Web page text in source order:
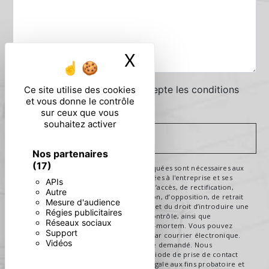
Ce site utilise des cookies
et vous donne le contrôle
sur ceux que vous
souhaitez activer
Nos partenaires
(17)
APIs
Autre
Mesure d'audience
Régies publicitaires
Réseaux sociaux
Support
Vidéos
X
En cochant cette case, j'accepte les conditions
particulières ci-dessous **
** Les données personnelles communiquées sont nécessaires aux
fins de vous contacter. Elles sont destinées à l'entreprise et ses
sous-traitants. Vous disposez de droits d’accès, de rectification,
d’effacement, de portabilité, de limitation, d’opposition, de retrait
de votre consentement à tout moment et du droit d’introduire une
réclamation auprès d’une autorité de contrôle, ainsi que
d’organiser le sort de vos données post-mortem. Vous pouvez
exercer ces droits par voie postale ou par courrier électronique.
Un justificatif d'identité pourra vous être demandé. Nous
conservons vos données pendant la période de prise de contact
puis pendant la durée de prescription légale aux fins probatoire et